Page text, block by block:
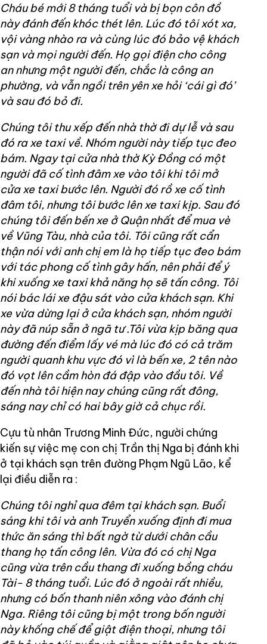
Cháu bé mới 8 tháng tuổi và bị bọn côn đồ
này đánh đến khóc thét lên. Lúc đó tôi xót xa,
vội vàng nhào ra và cùng lúc đó bảo vệ khách
sạn và mọi người đến. Họ gọi điện cho công
an nhưng một người đến, chắc là công an
phường, và vẫn ngồi trên yên xe hỏi ‘cái gì đó’
và sau đó bỏ đi.
Chúng tôi thu xếp đến nhà thờ đi dự lễ và sau
đó ra xe taxi về. Nhóm người này tiếp tục đeo
bám. Ngay tại cửa nhà thờ Kỳ Đồng có một
người đã cố tình đâm xe vào tôi khi tôi mở
cửa xe taxi bước lên. Người đó rồ xe cố tình
đâm tôi, nhưng tôi bước lên xe taxi kịp. Sau đó
chúng tôi đến bến xe ở Quận nhất để mua vè
về Vũng Tàu, nhà của tôi. Tôi cũng rất cẩn
thận nói với anh chị em là họ tiếp tục đeo bám
với tác phong cố tình gây hấn, nên phải để ý
khi xuống xe taxi khả năng họ sẽ tấn công. Tôi
nói bác lái xe đậu sát vào cửa khách sạn. Khi
xe vừa dừng lại ở cửa khách sạn, nhóm người
này đã núp sẵn ở ngã tư .Tôi vừa kịp băng qua
đường đến điểm lấy vé mà lúc đó có cả trăm
người quanh khu vực đó vì là bến xe, 2 tên nào
đó vọt lên cầm hòn đá đập vào đầu tôi. Về
đến nhà tôi hiện nay chúng cũng rất đông,
sáng nay chỉ có hai bây giờ cả chục rồi.
Cựu tù nhân Trương Minh Đức, người chứng
kiến sự việc mẹ con chị Trần thị Nga bị đánh khi
ở tại khách sạn trên đường Phạm Ngũ Lão, kể
lại điều diễn ra :
Chúng tôi nghỉ qua đêm tại khách sạn. Buổi
sáng khi tôi và anh Truyển xuống định đi mua
thức ăn sáng thì bất ngờ từ dưới chân cầu
thang họ tấn công lên. Vừa đó có chị Nga
cũng vừa trên cầu thang đi xuống bồng cháu
Tài- 8 tháng tuổi. Lúc đó ở ngoài rất nhiều,
nhưng có bốn thanh niên xông vào đánh chị
Nga. Riêng tôi cũng bị một trong bốn người
này khống chế để giật điện thoại, nhưng tôi